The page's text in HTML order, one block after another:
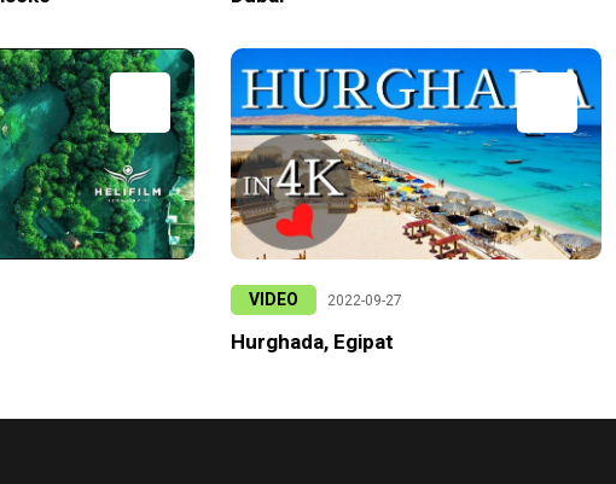
VIDEO 2022-09-27
Hurghada, Egipat